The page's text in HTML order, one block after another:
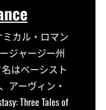
ミカル・ロマン
ジャージー州
はベーシスト
アーヴィン・
Three Tales of